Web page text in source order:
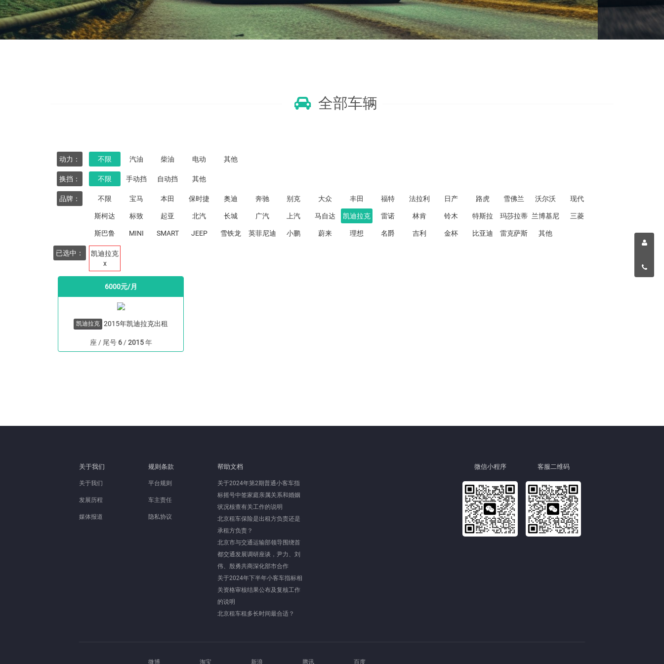
全部车辆
动力： 不限 汽油 柴油 电动 其他
换挡： 不限 手动挡 自动挡 其他
品牌： 不限 宝马 本田 保时捷 奥迪 奔驰 别克 大众 丰田 福特 法拉利 日产 路虎 雪佛兰 沃尔沃 现代
斯柯达 标致 起亚 北汽 长城 广汽 上汽 马自达 凯迪拉克 雷诺 林肯 铃木 特斯拉 玛莎拉蒂 兰博基尼 三菱
斯巴鲁 MINI SMART JEEP 雪铁龙 英菲尼迪 小鹏 蔚来 理想 名爵 吉利 金杯 比亚迪 雷克萨斯 其他
已选中：
凯迪拉克
x
6000元/月
凯迪拉克 2015年凯迪拉克出租
座 / 尾号 6/2015年
关于我们
关于我们
发展历程
媒体报道
规则条款
平台规则
车主责任
隐私协议
帮助文档
关于2024年第2期普通小客车指
标摇号中签家庭亲属关系和婚姻
状况核查有关工作的说明
北京租车保险是出租方负责还是
承租方负责？
北京市与交通运输部领导围绕首
都交通发展调研座谈，尹力、刘
伟、殷勇共商深化部市合作
关于2024年下半年小客车指标相
关资格审核结果公布及复核工作
的说明
北京租车租多长时间最合适？
微信小程序 客服二维码
微博 淘宝 新浪 腾讯 百度